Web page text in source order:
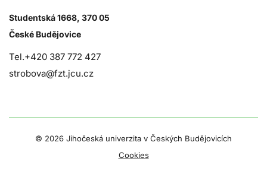
Studentská 1668, 370 05
České Budějovice
Tel.+420 387 772 427
strobova@fzt.jcu.cz
© 2026 Jihočeská univerzita v Českých Budějovicích
Cookies